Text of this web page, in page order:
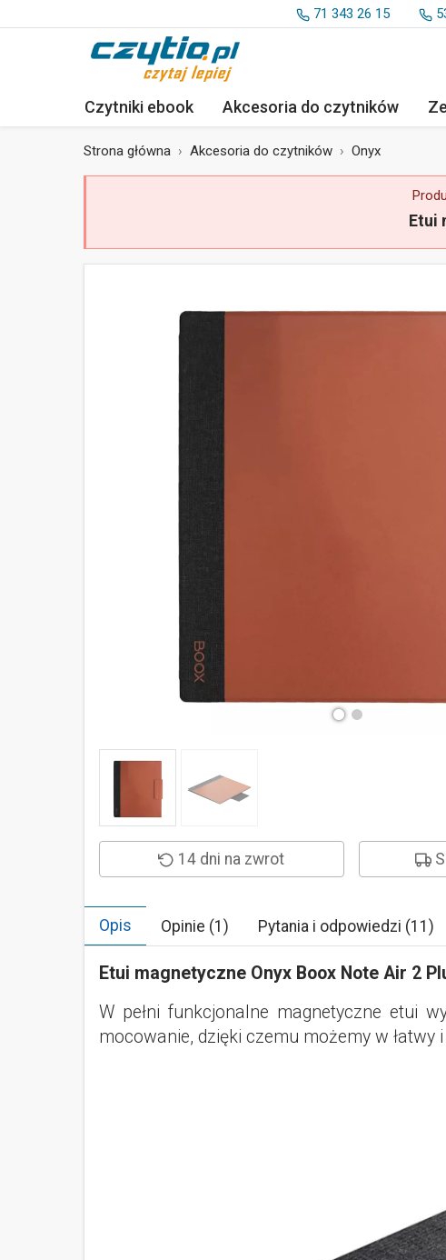
71 343 26 15
Czytniki ebook Akcesoria do czytników
Strona główna Akcesoria do czytników Onyx
Etui
14 dni na zwrot
Opis Opinie (1) Pytania i odpowiedzi (11)
Etui magnetyczne Onyx Boox Note Air 2
W pełni funkcjonalne magnetyczne etui
mocowanie, dzięki czemu możemy w